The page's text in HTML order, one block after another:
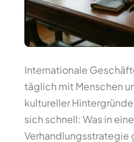
Internationale
täglich mit Menschen
kultureller
sich schnell: Was in
Verhandlungsstrategie